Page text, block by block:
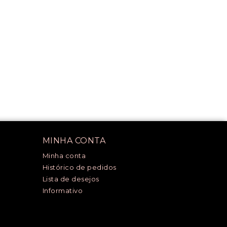
MINHA CONTA
Minha conta
Histórico de pedidos
Lista de desejos
Informativo